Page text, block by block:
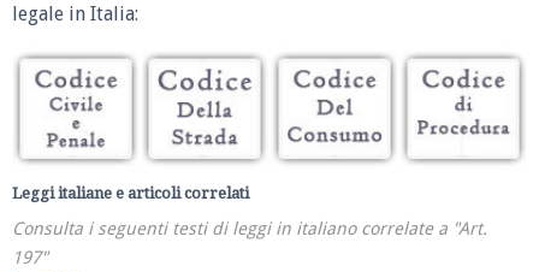
legale in Italia:
Leggi italiane e articoli correlati
Consulta i seguenti testi di leggi in italiano correlate a "Art.
197"